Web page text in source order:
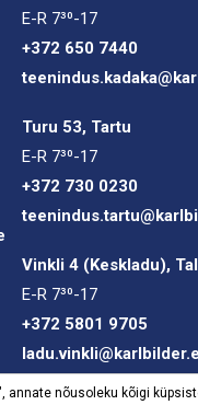
E-R 7³⁰-17
+372 650 7440
Turu 53, Tartu
E-R 7³⁰-17
+372 730 0230
Vinkli 4 (Keskladu),
E-R 7³⁰-17
+372 5801 9705
annate nõusoleku kõigi